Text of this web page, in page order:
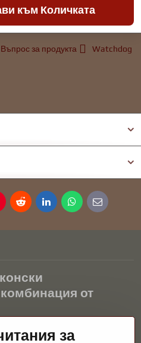
към Количката
Въпрос за продукта
Watchdog
RedditLinkedInWhatsApp
E-
mail
от
към всеки екстериор
за